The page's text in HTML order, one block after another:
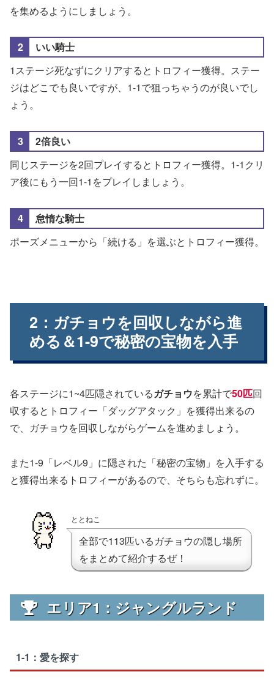
を集めるようにしましょう。
いい騎士
1ステージ死なずにクリアするとトロフィー獲得。ステー
ジはどこでも良いですが、1-1で狙っちゃうのが良いでし
ょう。
2倍良い
同じステージを2回プレイするとトロフィー獲得。1-1クリ
ア後にもう一回1-1をプレイしましょう。
怠惰な騎士
ポーズメニューから「続ける」を選ぶとトロフィー獲得。
2：ガチョウを回収しながら進
める＆1-9で秘密の宝物を入手
各ステージに1~4匹隠されているガチョウを累計で50匹回
収するとトロフィー「ダッグアタック」を獲得出来るの
で、ガチョウを回収しながらゲームを進めましょう。
また1-9「レベル9」に隠された「秘密の宝物」を入手する
と獲得出来るトロフィーがあるので、そちらも忘れずに。
ととねこ
全部で113匹いるガチョウの隠し場所
をまとめて紹介するぜ！
エリア1：ジャングルランド
1-1：愛を探す